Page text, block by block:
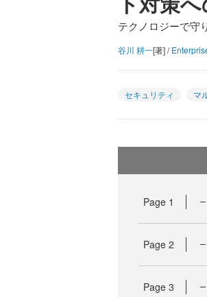
テクノロジーで守
谷川 耕一[著] /
セキュリティ マ
Page 1
Page 2
Page 3